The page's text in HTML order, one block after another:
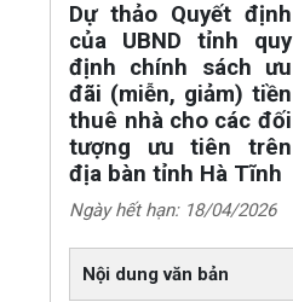
Dự thảo Quyết định
của UBND tỉnh quy
định chính sách ưu
đãi (miễn, giảm) tiền
thuê nhà cho các đối
tượng ưu tiên trên
địa bàn tỉnh Hà Tĩnh
Ngày hết hạn: 18/04/2026
Nội dung văn bản